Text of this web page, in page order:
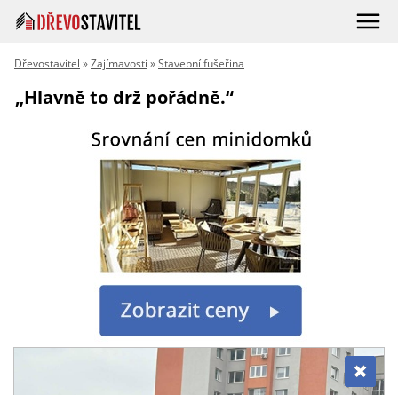
Dřevostavitel »Zajímavosti »Stavební fušeřina
„Hlavně to drž pořádně.“